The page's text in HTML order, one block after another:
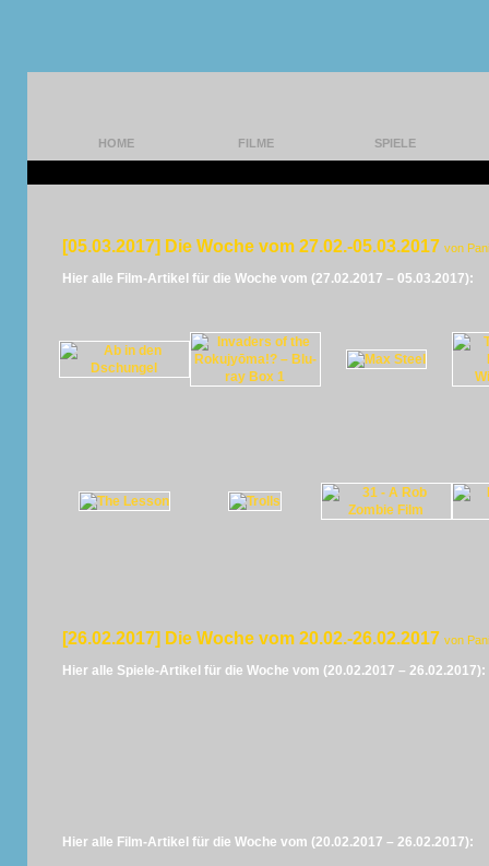
HOME FILME SPIELE
[05.03.2017] Die Woche vom 27.02.-05.03.2017 von
Hier alle Film-Artikel für die Woche vom (27.02.2017 – 05.03.2017):
[26.02.2017] Die Woche vom 20.02.-26.02.2017 von
Hier alle Spiele-Artikel für die Woche vom (20.02.2017 – 26.02.2017):
Hier alle Film-Artikel für die Woche vom (20.02.2017 – 26.02.2017):